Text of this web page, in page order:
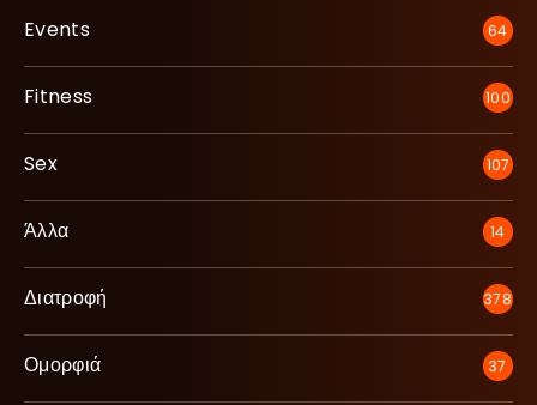
Events 64
Fitness 100
Sex 107
Άλλα 14
Διατροφή 378
Ομορφιά 37